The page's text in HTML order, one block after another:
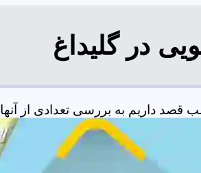
در گلیداغ
داریم به بررسی تعدادی از آنها